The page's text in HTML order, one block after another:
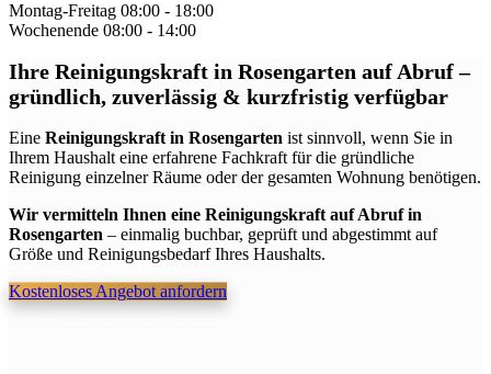
Montag-Freitag 08:00 - 18:00
Wochenende 08:00 - 14:00
Ihre Reinigungskraft in Rosengarten auf Abruf–
gründlich, zuverlässig & kurzfristig verfügbar
Eine Reinigungskraft in Rosengarten ist sinnvoll, wenn Sie in
Ihrem Haushalt eine erfahrene Fachkraft für die gründliche
Reinigung einzelner Räume oder der gesamten Wohnung benötigen.
Wir vermitteln Ihnen eine Reinigungskraft auf Abruf in
Rosengarten – einmalig buchbar, geprüft und abgestimmt auf
Größe und Reinigungsbedarf Ihres Haushalts.
Kostenloses Angebot anfordern